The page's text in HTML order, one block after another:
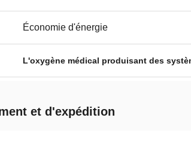
Économie d'énergie
L'oxygène médical produisant des
et d'expédition